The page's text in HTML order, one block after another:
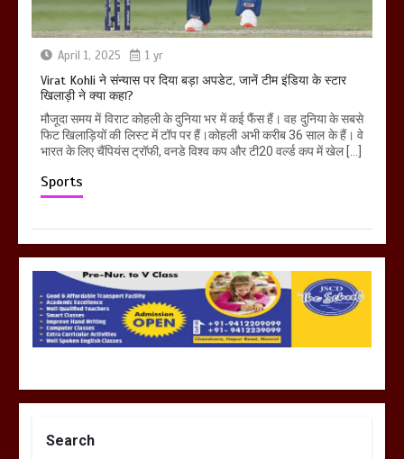
April 1, 2025 1 yr
Virat Kohli ने संन्यास पर दिया बड़ा अपडेट, जानें टीम इंडिया के स्टार
खिलाड़ी ने क्या कहा?
मौजूदा समय में विराट कोहली के दुनिया भर में कई फैंस हैं। वह दुनिया के सबसे
फिट खिलाड़ियों की लिस्ट में टॉप पर हैं।कोहली अभी करीब 36 साल के हैं। वे
भारत के लिए चैंपियंस ट्रॉफी, वनडे विश्व कप और टी20 वर्ल्ड कप में खेल […]
Sports
Search